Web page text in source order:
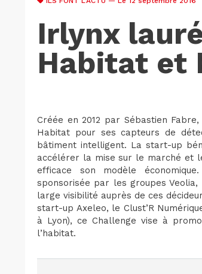
Irlynx
Habitat et
Créée en 2012 par Sébastien
Habitat pour ses capteurs de
bâtiment intelligent. La start-up
accélérer la mise sur le marché et
efficace son modèle
sponsorisée par les groupes
large visibilité auprès de ces
start-up Axeleo, le Clust’R
à Lyon), ce Challenge vise à
l’habitat.